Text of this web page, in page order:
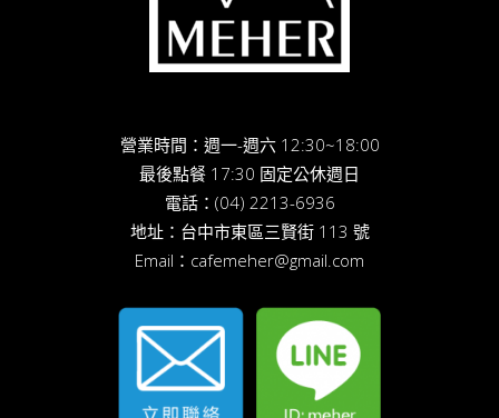
營業時間：週一-週六 12:30~18:00
最後點餐 17:30 固定公休週日
電話： (04) 2213-6936
地址： 台中市東區三賢街 113 號
Email： cafemeher@gmail.com